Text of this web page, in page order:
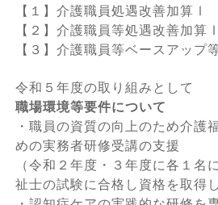
【１】介護職員処遇改善加算Ⅰ
【２】介護職員等処遇改善加算Ⅰ
【３】介護職員等ベースアップ
令和５年度の取り組みとして
職場環境等要件について
・職員の資質の向上のため介護
めの実務者研修受講の支援
（令和２年度・３年度に各１名
祉士の試験に合格し資格を取得